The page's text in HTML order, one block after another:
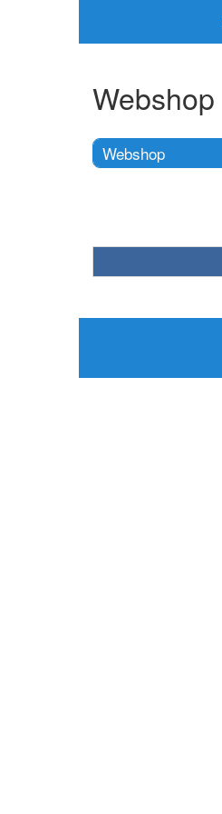
Webshop
Webshop